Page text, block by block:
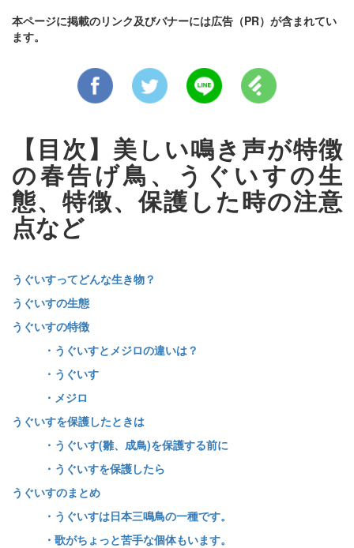
本ページに掲載のリンク及びバナーには広告（PR）が含まれてい
ます。
【目次】美しい鳴き声が特徴
の春告げ鳥、うぐいすの生
態、特徴、保護した時の注意
点など
うぐいすってどんな生き物？
うぐいすの生態
うぐいすの特徴
・うぐいすとメジロの違いは？
・うぐいす
・メジロ
うぐいすを保護したときは
・うぐいす(雛、成鳥)を保護する前に
・うぐいすを保護したら
うぐいすのまとめ
・うぐいすは日本三鳴鳥の一種です。
・歌がちょっと苦手な個体もいます。